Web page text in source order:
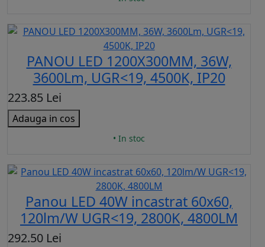
PANOU LED 1200X300MM, 36W,
3600Lm, UGR<19, 4500K, IP20
223.85 Lei
Adauga in cos
• In stoc
Panou LED 40W incastrat 60x60,
120lm/W UGR<19, 2800K, 4800LM
292.50 Lei